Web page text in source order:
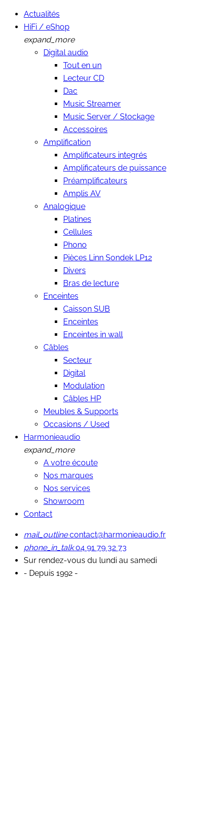
Actualités
HiFi / eShop
expand_more
Digital audio
Tout en un
Lecteur CD
Dac
Music Streamer
Music Server / Stockage
Accessoires
Amplification
Amplificateurs integrés
Amplificateurs de puissance
Préamplificateurs
Amplis AV
Analogique
Platines
Cellules
Phono
Pièces Linn Sondek LP12
Divers
Bras de lecture
Enceintes
Caisson SUB
Enceintes
Enceintes in wall
Câbles
Secteur
Digital
Modulation
Câbles HP
Meubles & Supports
Occasions / Used
Harmonieaudio
expand_more
A votre écoute
Nos marques
Nos services
Showroom
Contact
mail_outline contact@harmonieaudio.fr
phone_in_talk 04 91 79 32 73
Sur rendez-vous du lundi au samedi
- Depuis 1992 -